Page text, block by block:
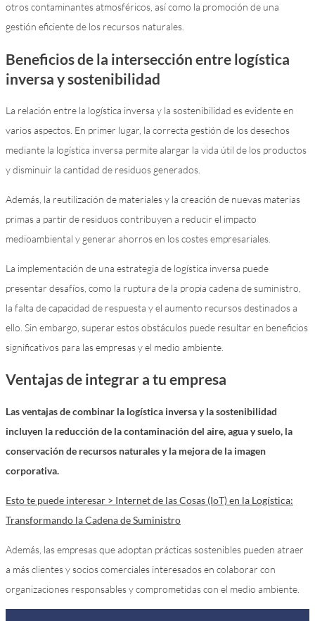
otros contaminantes atmosféricos, así como la promoción de una
gestión eficiente de los recursos naturales.
Beneficios de la intersección entre logística
inversa y sostenibilidad
La relación entre la logística inversa y la sostenibilidad es evidente en
varios aspectos. En primer lugar, la correcta gestión de los desechos
mediante la logística inversa permite alargar la vida útil de los productos
y disminuir la cantidad de residuos generados.
Además, la reutilización de materiales y la creación de nuevas materias
primas a partir de residuos contribuyen a reducir el impacto
medioambiental y generar ahorros en los costes empresariales.
La implementación de una estrategia de logística inversa puede
presentar desafíos, como la ruptura de la propia cadena de suministro,
la falta de capacidad de respuesta y el aumento recursos destinados a
ello. Sin embargo, superar estos obstáculos puede resultar en beneficios
significativos para las empresas y el medio ambiente.
Ventajas de integrar a tu empresa
Las ventajas de combinar la logística inversa y la sostenibilidad
incluyen la reducción de la contaminación del aire, agua y suelo, la
conservación de recursos naturales y la mejora de la imagen
corporativa.
Esto te puede interesar > Internet de las Cosas (IoT) en la Logística:
Transformando la Cadena de Suministro
Además, las empresas que adoptan prácticas sostenibles pueden atraer
a más clientes y socios comerciales interesados en colaborar con
organizaciones responsables y comprometidas con el medio ambiente.